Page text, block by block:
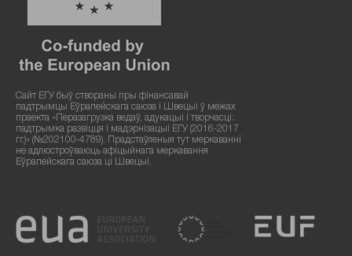
Сайт ЕГУ быў створаны пры фінансавай
падтрымцы Еўрапейскага саюза і Швецыі ў межах
праекта «Перазагрузка ведаў, адукацыі і творчасці:
падтрымка развіцця і мадэрнізацыі ЕГУ (2016-2017
гг.)» (№202100-4789). Прадстаўленыя тут меркаванні
не адлюстроўваюць афіцыйнага меркавання
Еўрапейскага саюза ці Швецыі.